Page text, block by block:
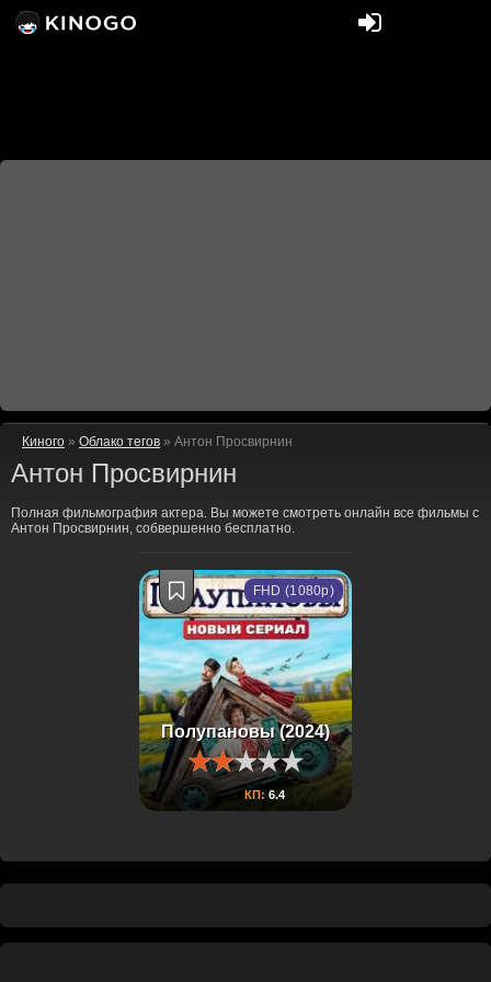
Киного » Облако тегов » Антон Просвирнин
Антон Просвирнин
Полная фильмография актера. Вы можете смотреть онлайн все фильмы с
Антон Просвирнин, собвершенно бесплатно.
Полупановы (2024)
КП: 6.4
FHD (1080p)